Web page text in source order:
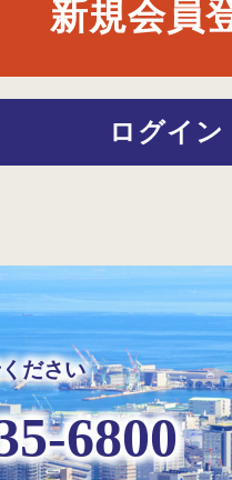
新規会員
ログイン
ださい
6800